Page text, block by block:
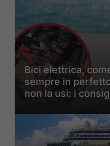
Bici elettrica,
sempre in
non la usi: i